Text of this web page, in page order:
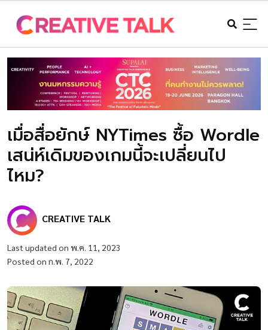
เมื่อสื่อยักษ์ NYTimes ซื้อ Wordle
เสน่ห์เดิมของเกมนี้จะเปลี่ยนไป
ไหม?
CREATIVE TALK
Last updated on พ.ค. 11, 2023
Posted on ก.พ. 7, 2022